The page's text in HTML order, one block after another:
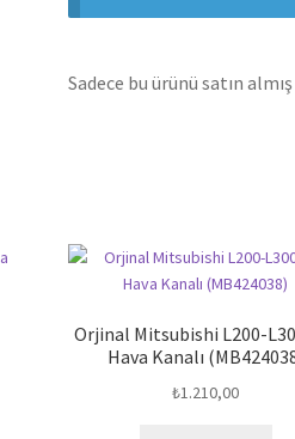
Sadece bu ürünü satın
Orjinal Mitsubishi L200-
Hava Kanalı
₺1.210,00